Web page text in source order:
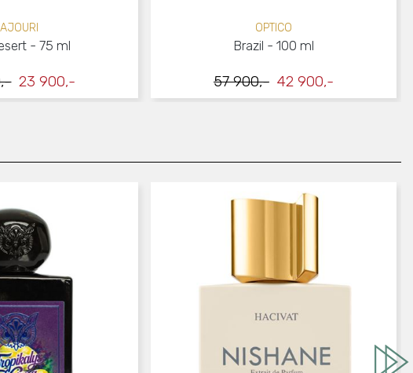
23 900,-
- 75 ml
57 900,- 42 900,-
OPTICO
Brazil - 100 ml